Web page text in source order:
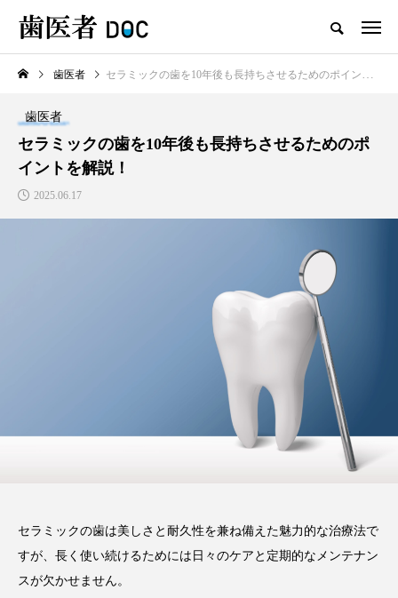
TOP
新着記事
歯医者
コラム セラミック
歯医者 セラミックの歯を10年後も長持ちさせるためのポイントを解説！
歯医者
セラミックの歯を10年後も長持ちさせるためのポ
イントを解説！
2025.06.17
セラミックの歯は美しさと耐久性を兼ね備えた魅力的な治療法で
すが、長く使い続けるためには日々のケアと定期的なメンテナン
スが欠かせません。